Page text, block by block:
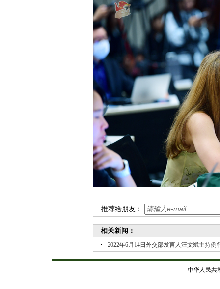
推荐给朋友：
相关新闻：
2022年6月14日外交部发言人汪文斌主持例
中华人民共